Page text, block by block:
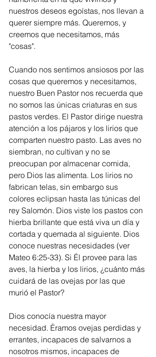
nuestros deseos egoístas, nos llevan a
querer siempre más. Queremos, y
creemos que necesitamos, más
"cosas".
Cuando nos sentimos ansiosos por las
cosas que queremos y necesitamos,
nuestro Buen Pastor nos recuerda que
no somos las únicas criaturas en sus
pastos verdes. El Pastor dirige nuestra
atención a los pájaros y los lirios que
comparten nuestro pasto. Las aves no
siembran, no cultivan y no se
preocupan por almacenar comida,
pero Dios las alimenta. Los lirios no
fabrican telas, sin embargo sus
colores eclipsan hasta las túnicas del
rey Salomón. Dios viste los pastos con
hierba brillante que está viva un día y
cortada y quemada al siguiente. Dios
conoce nuestras necesidades (ver
Mateo 6:25-33). Si Él provee para las
aves, la hierba y los lirios, ¿cuánto más
cuidará de las ovejas por las que
murió el Pastor?
Dios conocía nuestra mayor
necesidad. Éramos ovejas perdidas y
errantes, incapaces de salvarnos a
nosotros mismos, incapaces de